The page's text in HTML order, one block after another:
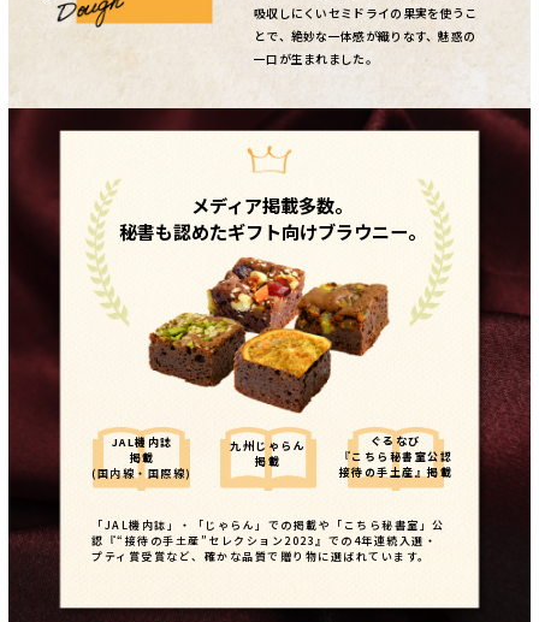
吸収しにくいセミドライの果実を使うこ
とで、絶妙な一体感が織りなす、魅惑の
一口が生まれました。
メディア掲載多数。
秘書も認めたギフト向けブラウニー。
JAL機内誌
掲載
(国内線・国際線)
九州じゃらん
掲載
ぐるなび
『こちら秘書室公認
接待の手土産』掲載
「JAL機内誌」・「じゃらん」での掲載や「こちら秘書室」公
認『“接待の手土産”セレクション2023』での4年連続入選・
プティ賞受賞など、確かな品質で贈り物に選ばれています。